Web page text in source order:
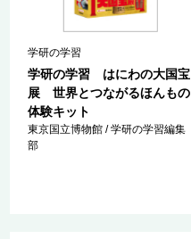
学研の学習
学研の学習 はにわの大国宝
展 世界とつながるほんもの
体験キット
東京国立博物館 / 学研の学習編集
部